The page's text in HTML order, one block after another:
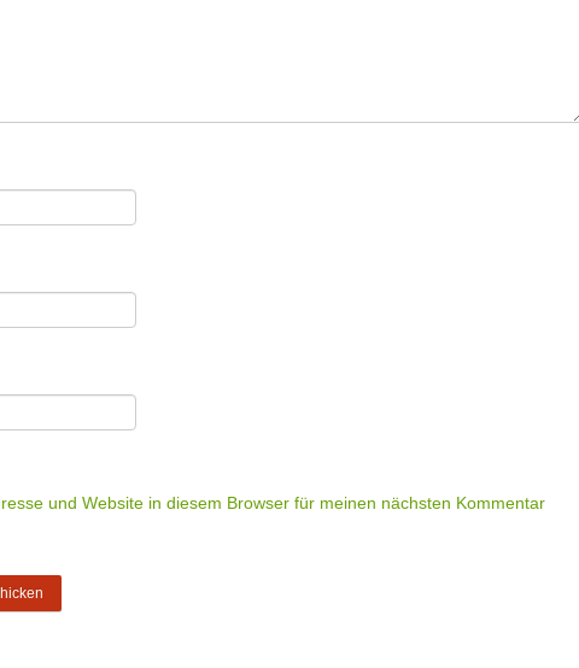
und Website in diesem Browser für meinen nächsten Kommentar